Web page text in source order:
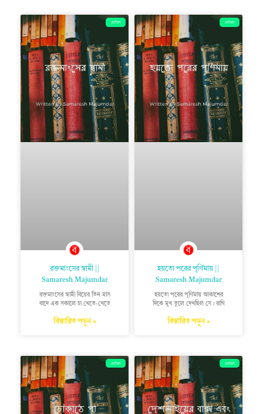
ছোটগল্প
রক্তমাংসের স্বামী ||
Samaresh Majumdar
রক্তমাংসের স্বামী বিয়ের তিন মাস
বাদে এক সকালে চা খেতে-খেতে
বিস্তারিত পড়ুন »
ছোটগল্প
হয়তো পরের পূর্ণিমায় ||
Samaresh Majumdar
হয়তো পরের পূর্ণিমায় আকাশের
দিকে মুখ তুলে দেখছিল সে। রাগি
বিস্তারিত পড়ুন »
ছোটগল্প ছোটগল্প